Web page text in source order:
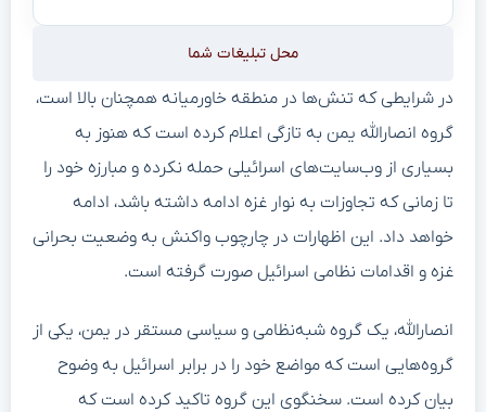
محل تبلیغات شما
در شرایطی که تنش‌ها در منطقه خاورمیانه همچنان بالا است،
گروه انصارالله یمن به تازگی اعلام کرده است که هنوز به
بسیاری از وب‌سایت‌های اسرائیلی حمله نکرده و مبارزه خود را
تا زمانی که تجاوزات به نوار غزه ادامه داشته باشد، ادامه
خواهد داد. این اظهارات در چارچوب واکنش به وضعیت بحرانی
غزه و اقدامات نظامی اسرائیل صورت گرفته است.
انصارالله، یک گروه شبه‌نظامی و سیاسی مستقر در یمن، یکی از
گروه‌هایی است که مواضع خود را در برابر اسرائیل به وضوح
بیان کرده است. سخنگوی این گروه تاکید کرده است که